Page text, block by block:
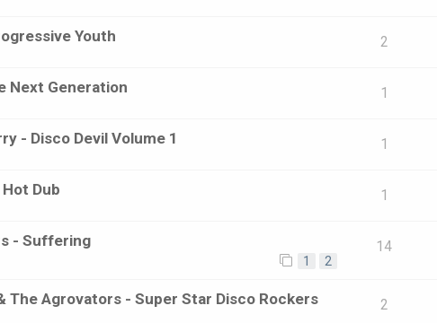
Youth 2
Next Generation 1
- Disco Devil Volume 1 1
Dub 1
- Suffering
1 2
14
The Agrovators - Super Star Disco Rockers 2